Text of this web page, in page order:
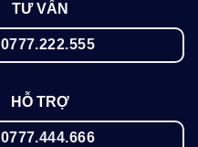
TƯ VẤN
0777.222.555
HỖ TRỢ
0777.444.666